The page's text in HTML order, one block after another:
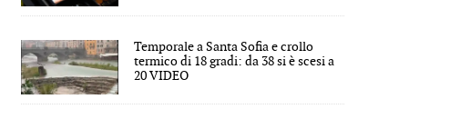
Temporale a Santa Sofia e crollo
termico di 18 gradi: da 38 si è scesi a
20 VIDEO